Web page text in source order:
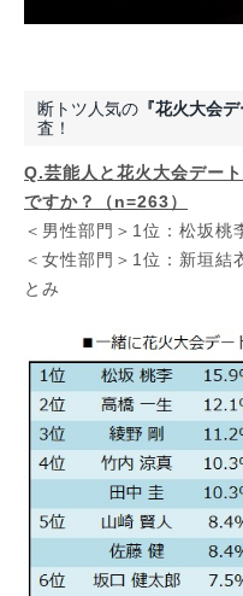
断トツ人気の『花火大会デ
査！
Q.芸能人と花火大会デー
ですか？（n=263）
＜男性部門＞1位：松坂
＜女性部門＞1位：新垣
とみ